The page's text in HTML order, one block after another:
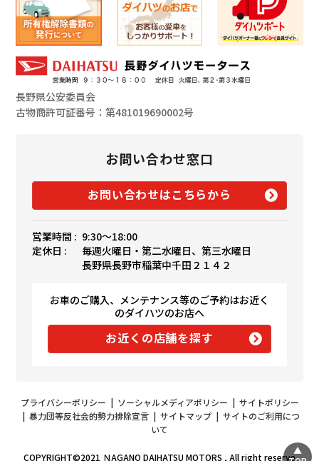
長野県公安委員会
古物商許可証番号：第481019690002号
お問い合わせ窓口
お問い合わせはこちらから
営業時間 : 9:30〜18:00
定休日 :
毎週火曜日・第二水曜日、第三水曜日
長野県長野市稲葉中千田２１４２
お車のご購入、メンテナンス等のご予約はお近く
のダイハツのお店へ
お近くの店舗を探す
プライバシーポリシー | ソーシャルメディアポリシー | サイトポリシー
| 暴力団等反社会的勢力排除宣言| サイトマップ| サイトのご利用につ
いて
COPYRIGHT©2021 ＮAGANO DAIHATSU MOTORS , All right reserve